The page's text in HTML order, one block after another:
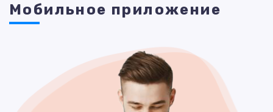
Мобильное приложение